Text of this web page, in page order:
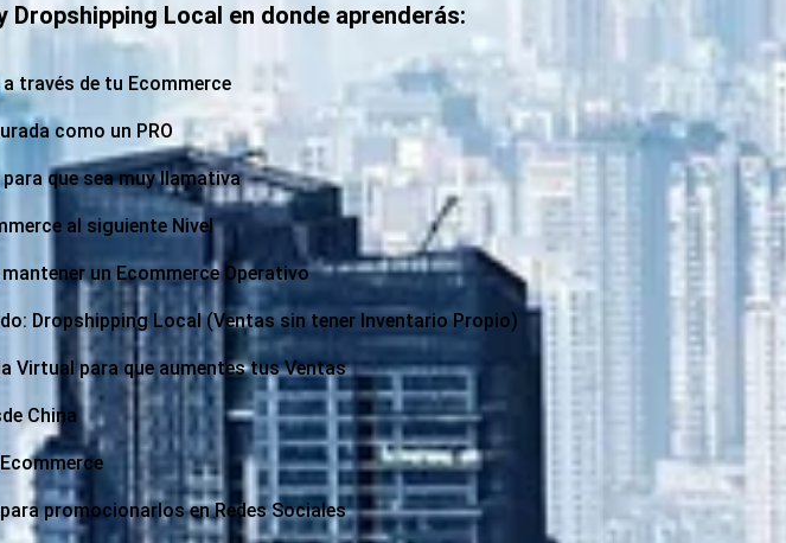
Local en donde aprenderás:
través de tu Ecommerce
como un PRO
que sea muy llamativa
al siguiente Nivel
un Ecommerce Operativo
Dropshipping Local (Ventas sin tener Inventario Propio)
Virtual para que aumentes tus Ventas
China
promocionarlos en Redes Sociales